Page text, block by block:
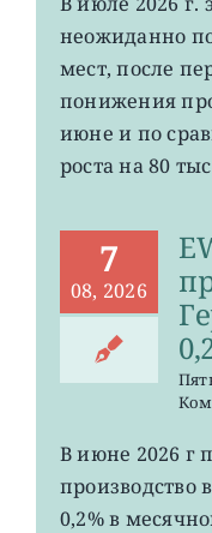
неожиданно
мест, после
понижения
июне и по
роста на 80
7
08, 2026
В июне 2026 г
производство
0,2% в